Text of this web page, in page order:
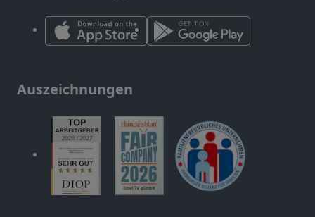
Auszeichnungen